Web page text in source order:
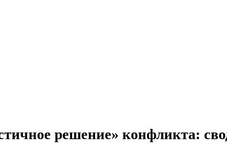
решение» конфликта: